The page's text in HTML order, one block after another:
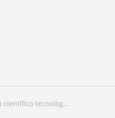
científico tecnológ...